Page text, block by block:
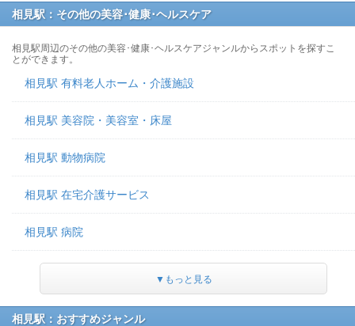
相見駅：その他の美容･健康･ヘルスケア
相見駅周辺のその他の美容･健康･ヘルスケアジャンルからスポットを探すこ
とができます。
相見駅 有料老人ホーム・介護施設
相見駅 美容院・美容室・床屋
相見駅 動物病院
相見駅 在宅介護サービス
相見駅 病院
▼もっと見る
相見駅：おすすめジャンル